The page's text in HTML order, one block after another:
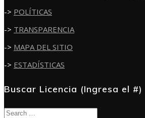
-> POLÍTICAS
-> TRANSPARENCIA
-> MAPA DEL SITIO
-> ESTADÍSTICAS
Buscar Licencia (Ingresa el #)
Search